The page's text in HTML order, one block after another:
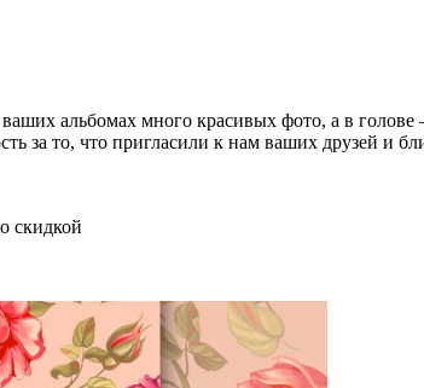
альбомах много красивых фото, а в
за то, что пригласили к нам ваших друзей и
скидкой